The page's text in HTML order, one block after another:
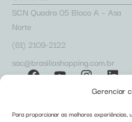
Gerenciar
Para proporcionar as melhores experiências,
SCN Quadra 05 Bloco A – Asa
Norte
(61) 2109-2122
sac@brasiliashopping.com.br